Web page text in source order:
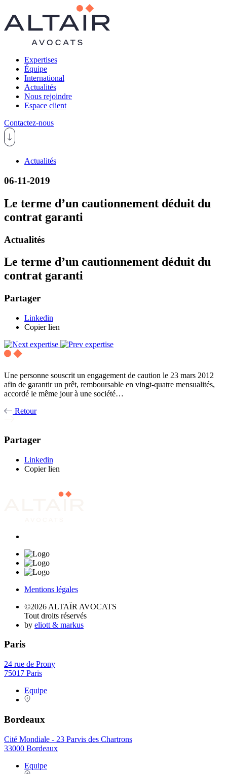
Expertises
Équipe
International
Actualités
Nous rejoindre
Espace client
Contactez-nous
Actualités
06-11-2019
Le terme d’un cautionnement déduit du
contrat garanti
Actualités
Le terme d’un cautionnement déduit du
contrat garanti
Partager
Linkedin
Copier lien
Une personne souscrit un engagement de caution le 23 mars 2012
afin de garantir un prêt, remboursable en vingt-quatre mensualités,
accordé le même jour à une société…
Retour
Partager
Linkedin
Copier lien
Mentions légales
©2026 ALTAÏR AVOCATS
Tout droits réservés
by eliott & markus
Paris
24 rue de Prony
75017 Paris
Equipe
Bordeaux
Cité Mondiale - 23 Parvis des Chartrons
33000 Bordeaux
Equipe